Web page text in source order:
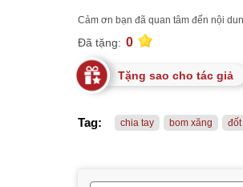
Cảm ơn bạn đã quan tâm đến nội
Đã tặng: 0
Tặng sao cho tác giả
Tag: chia tay bom xăng đốt